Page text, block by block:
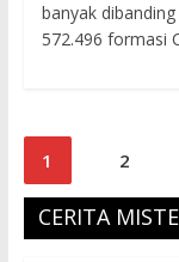
banyak
572.496 formasi
Posts
1 2
CERITA